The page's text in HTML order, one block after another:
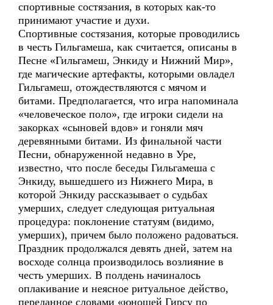
спортивные состязания, в которых как-то
принимают участие и духи.
Спортивные состязания, которые проводились
в честь Гильгамеша, как считается, описаны в
Песне «Гильгамеш, Энкиду и Нижний Мир»,
где магические артефакты, которыми овладел
Гильгамеш, отождествляются с мячом и
битами. Предполагается, что игра напоминала
«человеческое поло», где игроки сидели на
закорках «сыновей вдов» и гоняли мяч
деревянными битами. Из финальной части
Песни, обнаруженной недавно в Уре,
известно, что после беседы Гильгамеша с
Энкиду, вышедшего из Нижнего Мира, в
которой Энкиду рассказывает о судьбах
умерших, следует следующая ритуальная
процедура: поклонение статуям (видимо,
умерших), причем было положено радоваться.
Праздник продолжался девять дней, затем на
восходе солнца производилось возлияние в
честь умерших. В полдень начиналось
оплакивание и неясное ритуальное действо,
переданное словами «юношей Гирсу по